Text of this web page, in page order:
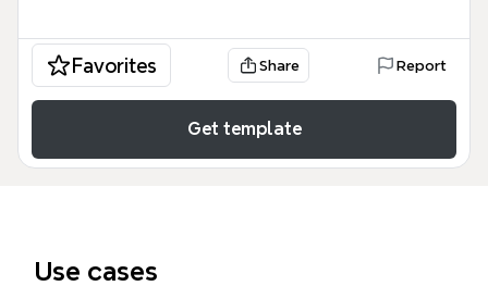
Favorites Share Report
Get template
Use cases